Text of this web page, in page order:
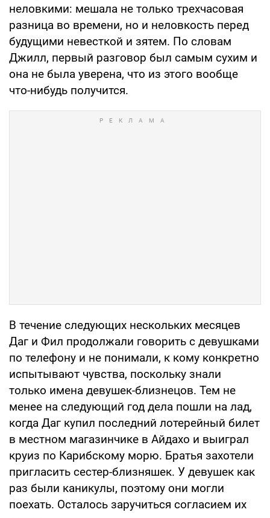
неловкими: мешала не только трехчасовая
разница во времени, но и неловкость перед
будущими невесткой и зятем. По словам
Джилл, первый разговор был самым сухим и
она не была уверена, что из этого вообще
что-нибудь получится.
В течение следующих нескольких месяцев
Даг и Фил продолжали говорить с девушками
по телефону и не понимали, к кому конкретно
испытывают чувства, поскольку знали
только имена девушек-близнецов. Тем не
менее на следующий год дела пошли на лад,
когда Даг купил последний лотерейный билет
в местном магазинчике в Айдахо и выиграл
круиз по Карибскому морю. Братья захотели
пригласить сестер-близняшек. У девушек как
раз были каникулы, поэтому они могли
поехать. Осталось заручиться согласием их